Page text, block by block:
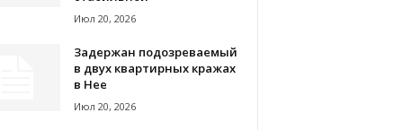
Июл 20, 2026
Задержан подозреваемый
в двух квартирных кражах
в Нее
Июл 20, 2026